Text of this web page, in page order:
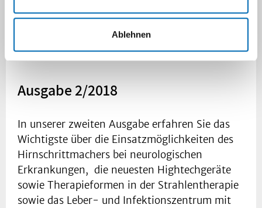
Ablehnen
wurde.
Ausgabe 2/2018
In unserer zweiten Ausgabe erfahren Sie das
Wichtigste über die Einsatzmöglichkeiten des
Hirnschrittmachers bei neurologischen
Erkrankungen, die neuesten Hightechgeräte
sowie Therapieformen in der Strahlentherapie
sowie das Leber- und Infektionszentrum mit